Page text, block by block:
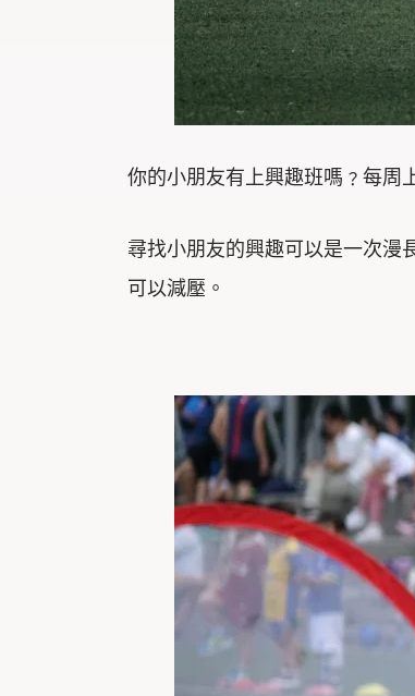
你的小朋友有上興趣班嗎﹖每周
尋找小朋友的興趣可以是一次漫
可以減壓。